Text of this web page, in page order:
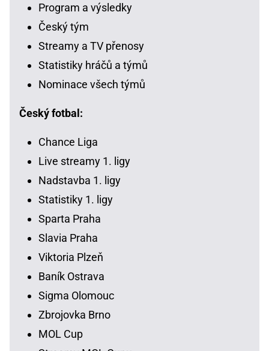
Program a výsledky
Český tým
Streamy a TV přenosy
Statistiky hráčů a týmů
Nominace všech týmů
Český fotbal:
Chance Liga
Live streamy 1. ligy
Nadstavba 1. ligy
Statistiky 1. ligy
Sparta Praha
Slavia Praha
Viktoria Plzeň
Baník Ostrava
Sigma Olomouc
Zbrojovka Brno
MOL Cup